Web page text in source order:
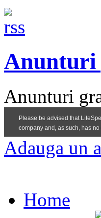
Anunturi
Anunturi
Adauga un
Home